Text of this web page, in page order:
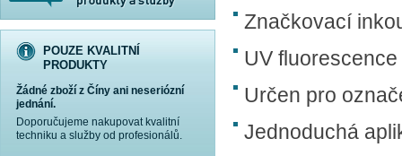
POUZE KVALITNÍ
PRODUKTY
Žádné zboží z Číny ani neseriózní
jednání.
Doporučujeme nakupovat kvalitní
techniku a služby od profesionálů.
Značkovací
UV
Určen pro
Jednoduchá